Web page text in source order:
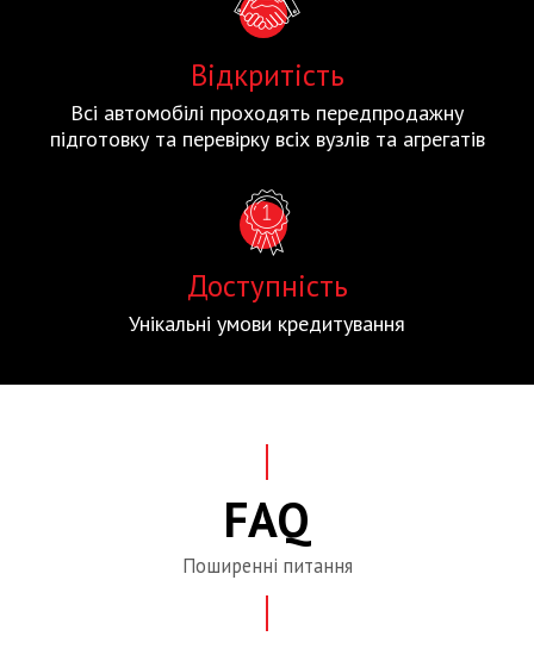
Відкритість
Всі автомобілі проходять передпродажну
підготовку та перевірку всіх вузлів та агрегатів
Доступність
Унікальні умови кредитування
FAQ
Поширенні питання